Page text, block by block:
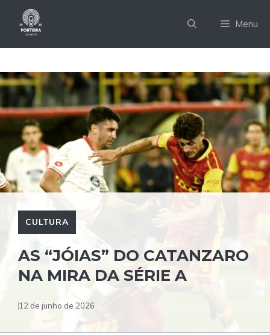
Menu
CULTURA
AS “JÓIAS” DO CATANZARO
NA MIRA DA SÉRIE A
12 de junho de 2026